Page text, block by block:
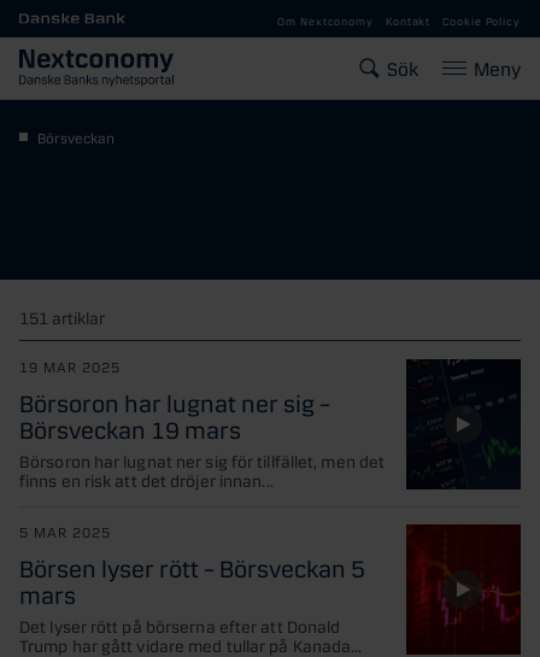
Gå till huvudinnehåll
Om Nextconomy Kontakt Cookie Policy
Sök Meny
Börsveckan
151 artiklar
19 MAR 2025
Börsoron har lugnat ner sig –
Börsveckan 19 mars
Börsoron har lugnat ner sig för tillfället, men det
finns en risk att det dröjer innan...
5 MAR 2025
Börsen lyser rött – Börsveckan 5
mars
Det lyser rött på börserna efter att Donald
Trump har gått vidare med tullar på Kanada...